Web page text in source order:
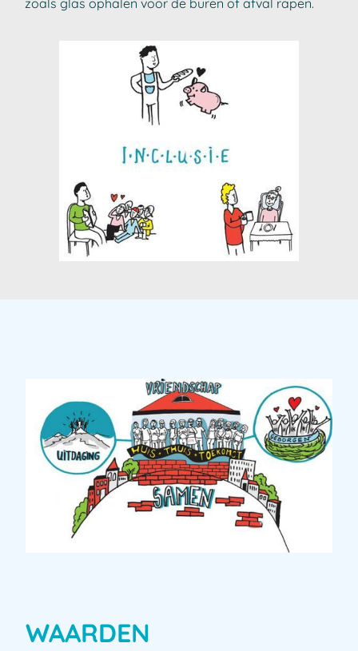
zoals glas ophalen voor de buren of afval rapen.
WAARDEN